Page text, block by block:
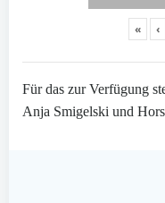
« ‹
Für das zur Verfügung
Anja Smigelski und